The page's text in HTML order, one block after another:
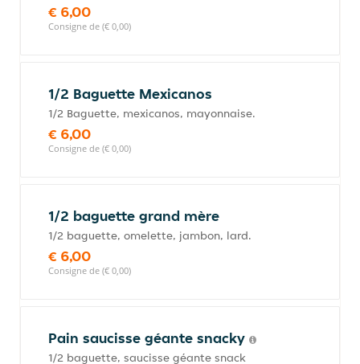
€ 6,00
Consigne de (€ 0,00)
1/2 Baguette Mexicanos
1/2 Baguette, mexicanos, mayonnaise.
€ 6,00
Consigne de (€ 0,00)
1/2 baguette grand mère
1/2 baguette, omelette, jambon, lard.
€ 6,00
Consigne de (€ 0,00)
Pain saucisse géante snacky
1/2 baguette, saucisse géante snack